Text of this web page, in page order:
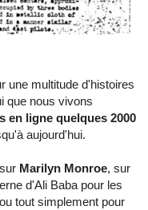
une multitude d'histoires
que nous vivons
en ligne quelques 2000
aujourd'hui.
Marilyn Monroe, sur
d'Ali Baba pour les
tout simplement pour